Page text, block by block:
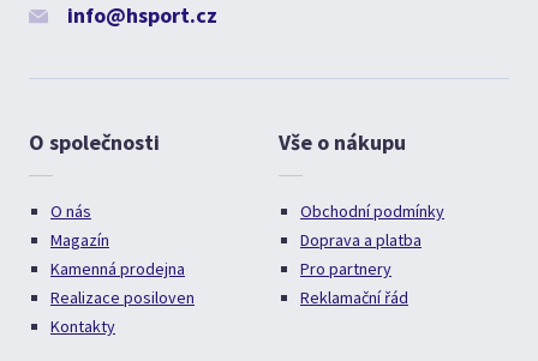
info@hsport.cz
O společnosti
O nás
Magazín
Kamenná prodejna
Realizace posiloven
Kontakty
Vše o nákupu
Obchodní podmínky
Doprava a platba
Pro partnery
Reklamační řád